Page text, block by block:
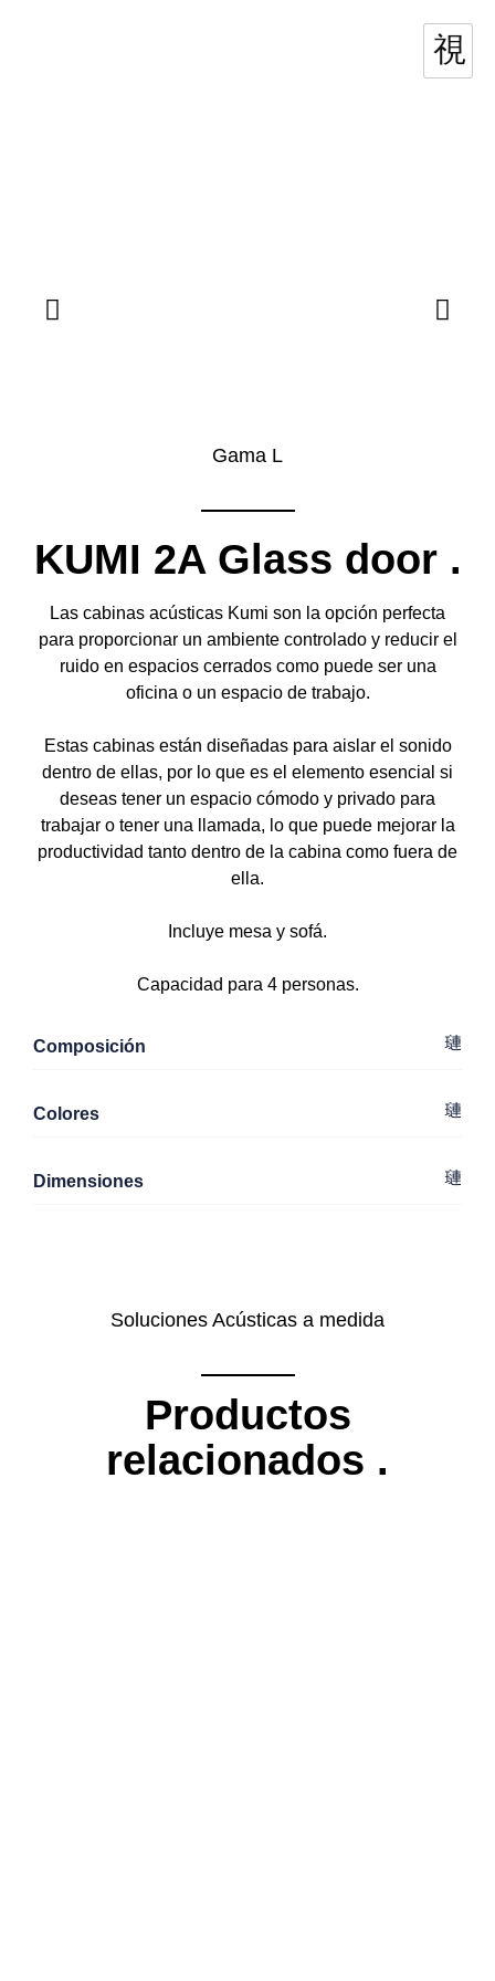
Gama L
KUMI 2A Glass door .
Las cabinas acústicas Kumi son la opción perfecta
para proporcionar un ambiente controlado y reducir el
ruido en espacios cerrados como puede ser una
oficina o un espacio de trabajo.
Estas cabinas están diseñadas para aislar el sonido
dentro de ellas, por lo que es el elemento esencial si
deseas tener un espacio cómodo y privado para
trabajar o tener una llamada, lo que puede mejorar la
productividad tanto dentro de la cabina como fuera de
ella.
Incluye mesa y sofá.
Capacidad para 4 personas.
Composición
Colores
Dimensiones
Soluciones Acústicas a medida
Productos
relacionados .